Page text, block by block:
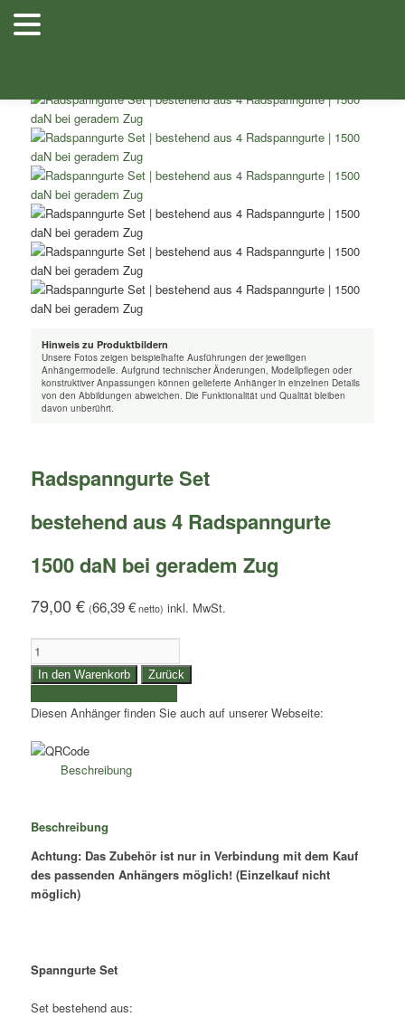
Zum
Inhalt
Shop
Hinweis zu Produktbildern
Unsere Fotos zeigen beispielhafte Ausführungen der jeweiligen
Anhängermodelle. Aufgrund technischer Änderungen, Modellpflegen oder
konstruktiver Anpassungen können gelieferte Anhänger in einzelnen Details
von den Abbildungen abweichen. Die Funktionalität und Qualität bleiben
davon unberührt.
Radspanngurte Set
bestehend aus 4 Radspanngurte
1500 daN bei geradem Zug
79,00€ (66,39€ netto)
Radspanngurte
Set
|
bestehend
aus
4
Radspanngurte
bei
geradem
Zug
Menge
In den Warenkorb Zurück
Diesen Anhänger finden Sie auch auf unserer Webseite:
Beschreibung
Beschreibung
Achtung: Das Zubehör ist nur in Verbindung mit dem Kauf
des passenden Anhängers möglich! (Einzelkauf nicht
möglich)
Spanngurte Set
Set bestehend aus: